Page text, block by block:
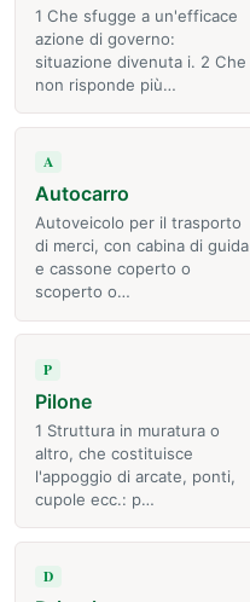
1 Che sfugge a un'efficace
azione di governo:
situazione divenuta i. 2 Che
non risponde più…
A
Autocarro
Autoveicolo per il trasporto
di merci, con cabina di guida
e cassone coperto o
scoperto o…
P
Pilone
1 Struttura in muratura o
altro, che costituisce
l'appoggio di arcate, ponti,
cupole ecc.: p…
D